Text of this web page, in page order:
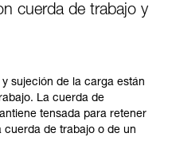
informativo.
requiere una formación
Confirme a
de forma
relacionadas con
otras que no
cuerda de trabajo y
sujeción de la carga están
La cuerda de
tensada para retener
de trabajo o de un